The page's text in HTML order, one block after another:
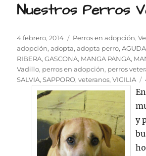
Nuestros Perros
Publicado
el
4 febrero, 2014 Categorías
Perros en adopción,
adopción,adopta,adopta perro,AGUDA
RIBERA,GASCONA, MANGA PANGA,
Vadillo, perros en adopción, perros
SALVIA,SAPPORO,veteranos,VIGILIA
y